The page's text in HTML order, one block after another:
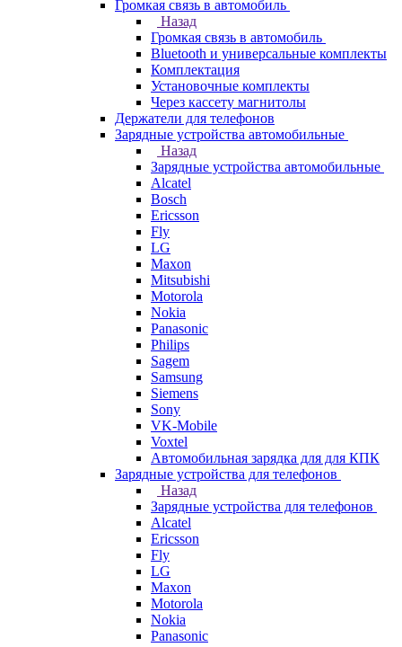
Громкая связь в автомобиль
Назад
Громкая связь в автомобиль
Bluetooth и универсальные комплекты
Комплектация
Установочные комплекты
Через кассету магнитолы
Держатели для телефонов
Зарядные устройства автомобильные
Назад
Зарядные устройства автомобильные
Alcatel
Bosch
Ericsson
Fly
LG
Maxon
Mitsubishi
Motorola
Nokia
Panasonic
Philips
Sagem
Samsung
Siemens
Sony
VK-Mobile
Voxtel
Автомобильная зарядка для для КПК
Зарядные устройства для телефонов
Назад
Зарядные устройства для телефонов
Alcatel
Ericsson
Fly
LG
Maxon
Motorola
Nokia
Panasonic